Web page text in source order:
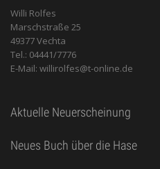
Willi Rolfes
Marschstraße 25
49377 Vechta
Tel.: 04441/7776
E-Mail: willirolfes@t-online.de
Aktuelle Neuerscheinung
Neues Buch über die Hase